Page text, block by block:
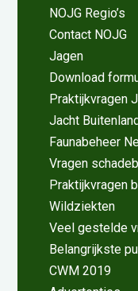
NOJG Regio’s
Contact NOJG
Jagen
Download
Praktijkvragen
Jacht
Faunabeheer
Vragen
Praktijkvragen
Wildziekten
Veel gestelde
Belangrijkste
CWM 2019